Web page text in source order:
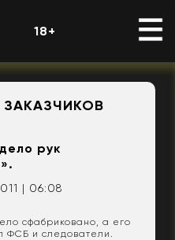
18+
рук
| 06:08
сфабриковано, а его
ФСБ и следователи.